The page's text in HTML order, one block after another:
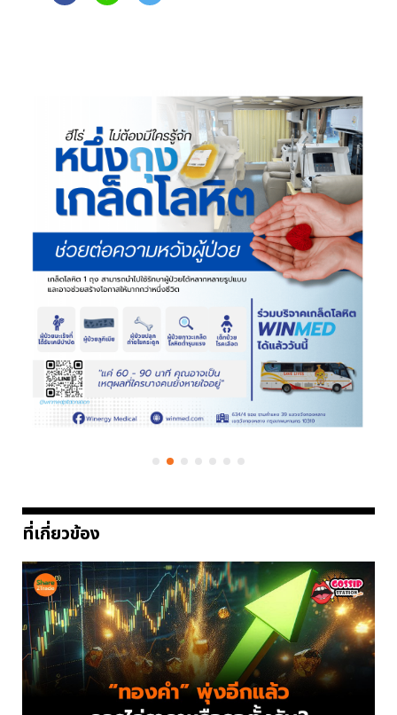
ที่เกี่ยวข้อง